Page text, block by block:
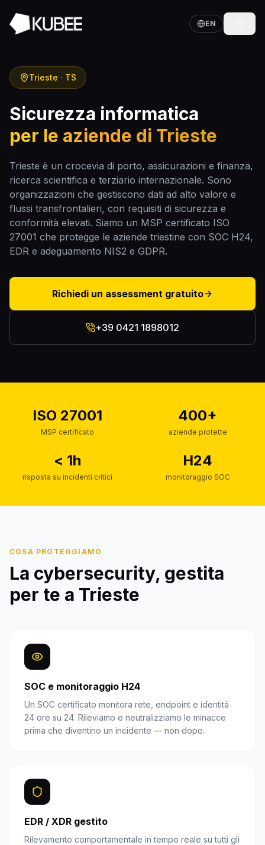
EN
Trieste · TS
Sicurezza informatica
per le aziende di Trieste
Trieste è un crocevia di porto, assicurazioni e finanza,
ricerca scientifica e terziario internazionale. Sono
organizzazioni che gestiscono dati ad alto valore e
flussi transfrontalieri, con requisiti di sicurezza e
conformità elevati. Siamo un MSP certificato ISO
27001 che protegge le aziende triestine con SOC H24,
EDR e adeguamento NIS2 e GDPR.
Richiedi un assessment gratuito
+39 0421 1898012
ISO 27001
MSP certificato
400+
aziende protette
< 1h
risposta su incidenti critici
H24
monitoraggio SOC
COSA PROTEGGIAMO
La cybersecurity, gestita
per te a Trieste
SOC e monitoraggio H24
Un SOC certificato monitora rete, endpoint e identità
24 ore su 24. Rileviamo e neutralizziamo le minacce
prima che diventino un incidente — non dopo.
EDR / XDR gestito
Rilevamento comportamentale in tempo reale su tutti gli